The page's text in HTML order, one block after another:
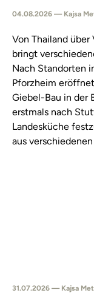
04.08.2026 — Kajsa
Von Thailand
bringt
Nach Standorten
Pforzheim
Giebel-Bau in der
erstmals nach
Landesküche
aus
31.07.2026 — Kajsa